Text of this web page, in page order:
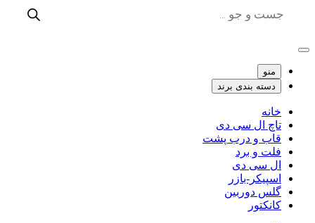
منو
دسته بندی برند
خانه
تاچ ال سی دی
قاب و درب پشت
فلت و برد
ال سی دی
اسپیکر-بازر
گلس دوربین
کانکتور